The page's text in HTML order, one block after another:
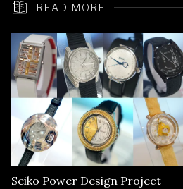
READ MORE
Seiko Power Design Project